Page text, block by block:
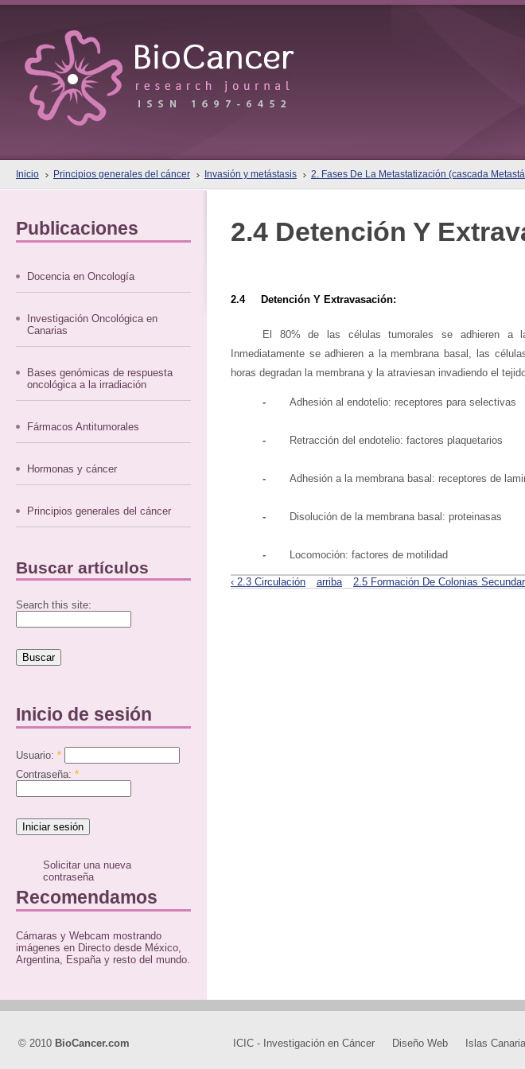
Inicio Principios generales del cáncer Invasión y metástasis 2. Fases De La Metastatización (cascada
Publicaciones
Docencia en Oncología
Investigación Oncológica en
Canarias
Bases genómicas de respuesta
oncológica a la irradiación
Fármacos Antitumorales
Hormonas y cáncer
Principios generales del cáncer
Buscar artículos
Search this site:
Inicio de sesión
Usuario: *
Contraseña: *
Solicitar una nueva
contraseña
Recomendamos
Cámaras y Webcam mostrando
imágenes en Directo desde México,
Argentina, España y resto del mundo.
2.4 Detención Y
2.4 Detención Y Extravasación:
El 80% de las células tumorales se adhieren a
Inmediatamente se adhieren a la membrana basal, las
horas degradan la membrana y la atraviesan invadiendo el
- Adhesión al endotelio: receptores para selectivas
- Retracción del endotelio: factores plaquetarios
- Adhesión a la membrana basal: receptores de
- Disolución de la membrana basal: proteinasas
- Locomoción: factores de motilidad
‹ 2.3 Circulación arriba 2.5 Formación De Colonias
© 2010 BioCancer.com ICIC - Investigación en Cáncer Diseño Web Islas